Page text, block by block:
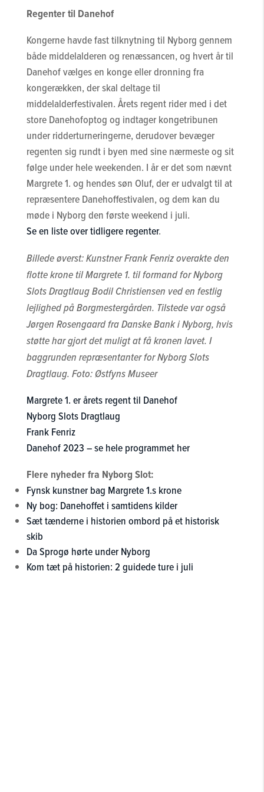
Regenter til Danehof
Kongerne havde fast tilknytning til Nyborg gennem
både middelalderen og renæssancen, og hvert år til
Danehof vælges en konge eller dronning fra
kongerækken, der skal deltage til
middelalderfestivalen. Årets regent rider med i det
store Danehofoptog og indtager kongetribunen
under ridderturneringerne, derudover bevæger
regenten sig rundt i byen med sine nærmeste og sit
følge under hele weekenden. I år er det som nævnt
Margrete 1. og hendes søn Oluf, der er udvalgt til at
repræsentere Danehoffestivalen, og dem kan du
møde i Nyborg den første weekend i juli.
Se en liste over tidligere regenter.
Billede øverst: Kunstner Frank Fenriz overakte den
flotte krone til Margrete 1. til formand for Nyborg
Slots Dragtlaug Bodil Christiensen ved en festlig
lejlighed på Borgmestergården. Tilstede var også
Jørgen Rosengaard fra Danske Bank i Nyborg, hvis
støtte har gjort det muligt at få kronen lavet. I
baggrunden repræsentanter for Nyborg Slots
Dragtlaug. Foto: Østfyns Museer
Margrete 1. er årets regent til Danehof
Nyborg Slots Dragtlaug
Frank Fenriz
Danehof 2023 – se hele programmet her
Flere nyheder fra Nyborg Slot:
Fynsk kunstner bag Margrete 1.s krone
Ny bog: Danehoffet i samtidens kilder
Sæt tænderne i historien ombord på et historisk
skib
Da Sprogø hørte under Nyborg
Kom tæt på historien: 2 guidede ture i juli